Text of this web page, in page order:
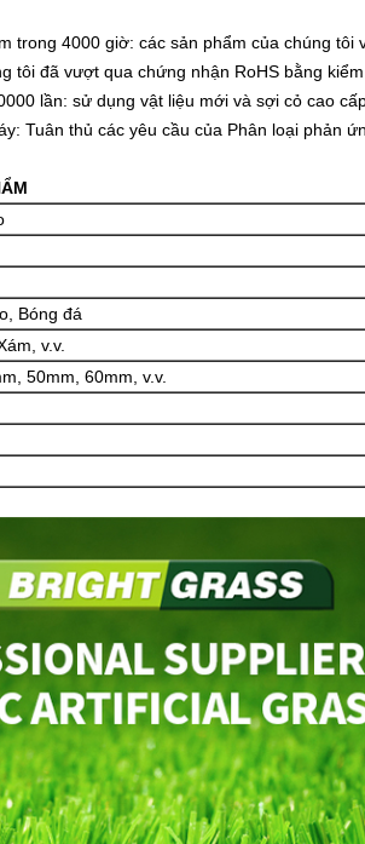
trong 4000 giờ: các sản phẩm của chúng tôi
tôi đã vượt qua chứng nhận RoHS bằng
lần: sử dụng vật liệu mới và sợi cỏ cao
Tuân thủ các yêu cầu của Phân loại phản
Bóng đá
v.v.
50mm, 60mm, v.v.